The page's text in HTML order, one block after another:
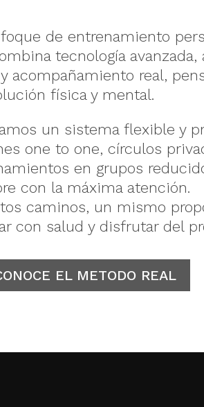
de entrenamiento
tecnología avanzada,
acompañamiento real,
física y mental.
un sistema flexible y
one to one, círculos
en grupos
con la máxima atención.
caminos, un mismo
con salud y disfrutar del
EL METODO REAL